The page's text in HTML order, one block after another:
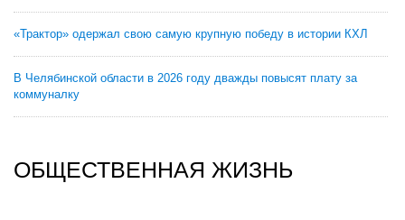
«Трактор» одержал свою самую крупную победу в истории КХЛ
В Челябинской области в 2026 году дважды повысят плату за
коммуналку
ОБЩЕСТВЕННАЯ ЖИЗНЬ